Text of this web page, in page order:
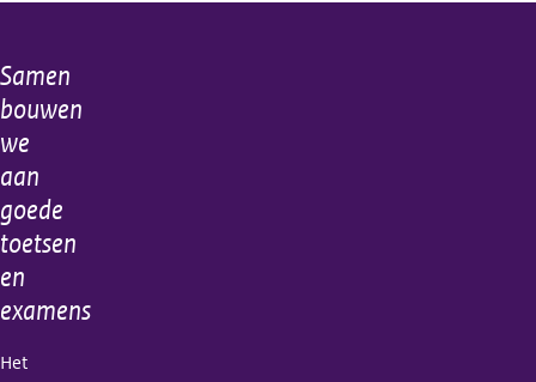
Algemene
informatie
Samen
bouwen
we
aan
goede
toetsen
en
examens
Het